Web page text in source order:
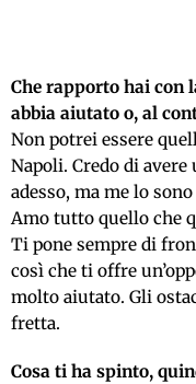
Che rapporto hai con
abbia aiutato o, al
Non potrei essere
Napoli. Credo di
adesso, ma me lo
Amo tutto quello che
Ti pone sempre di
così che ti offre
molto aiutato. Gli
fretta.
Cosa ti ha spinto,